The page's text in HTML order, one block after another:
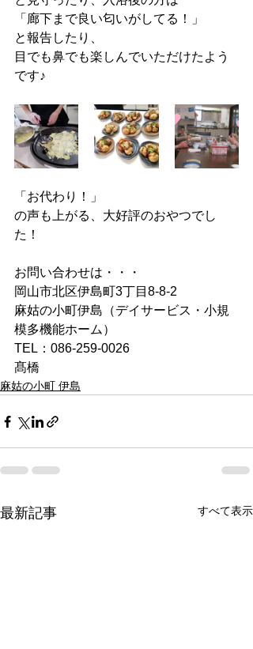
「廊下まで良い匂いがしてる！」
と報告したり、
目でも鼻でも楽しんでいただけたよう
です♪
「お代わり！」
の声も上がる、大好評のおやつでし
た！
お問い合わせは・・・
岡山市北区伊島町3丁目8-8-2
麻姑の小町伊島（デイサービス・小規
模多機能ホーム）
TEL：086-259-0026
髙橋
麻姑の小町 伊島
最新記事 すべて表示